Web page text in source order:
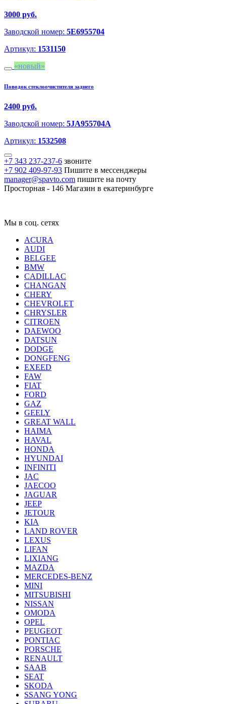
3000 руб.
Заводской номер: 5E6955704
Артикул: 1531150
новый
Поводок стеклоочистителя заднего
2400 руб.
Заводской номер: 5JA955704A
Артикул: 1532508
+7 343 237-237-6 звоните
+7 902 409-97-93 Пишите в мессенджеры
manager@spavto.com пишите на почту
Просторная - 146 Магазин в екатеринбурге
Мы в соц. сетях
ACURA
AUDI
BELGEE
BMW
CADILLAC
CHANGAN
CHERY
CHEVROLET
CHRYSLER
CITROEN
DAEWOO
DATSUN
DODGE
DONGFENG
EXEED
FAW
FIAT
FORD
GAZ
GEELY
GREAT WALL
HAIMA
HAVAL
HONDA
HYUNDAI
INFINITI
JAC
JAECOO
JAGUAR
JEEP
JETOUR
KIA
LAND ROVER
LEXUS
LIFAN
LIXIANG
MAZDA
MERCEDES-BENZ
MINI
MITSUBISHI
NISSAN
OMODA
OPEL
PEUGEOT
PONTIAC
PORSCHE
RENAULT
SAAB
SEAT
SKODA
SSANG YONG